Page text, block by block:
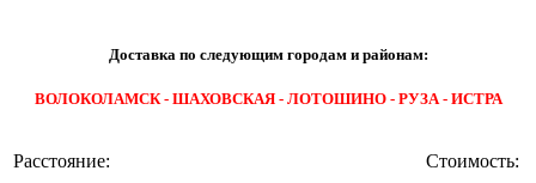
Доставка по следующим городам и районам:
ВОЛОКОЛАМСК - ШАХОВСКАЯ - ЛОТОШИНО - РУЗА - ИСТРА
Расстояние: Стоимость: